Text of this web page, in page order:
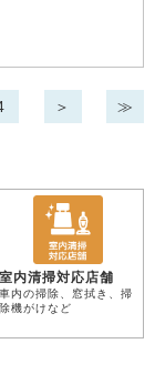
＞ ≫
室内清掃対応店舗
車内の掃除、窓拭き、掃
除機がけなど